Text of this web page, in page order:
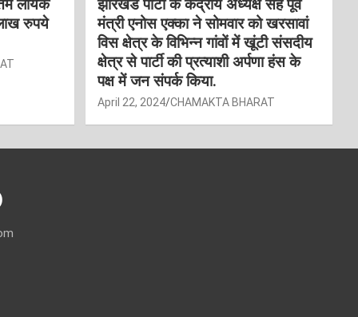
लायेक
रुपये
झारखंड पार्टी के केंद्रीय अध्यक्ष सह पूर्व
मंत्री एनोस एक्का ने सोमवार को खरसावां
विस क्षेत्र के विभिन्न गांवों में खूंटी संसदीय
क्षेत्र से पार्टी की प्रत्याशी अर्पणा हंस के
पक्ष में जन संपर्क किया.
April 22, 2024 CHAMAKTA BHARAT